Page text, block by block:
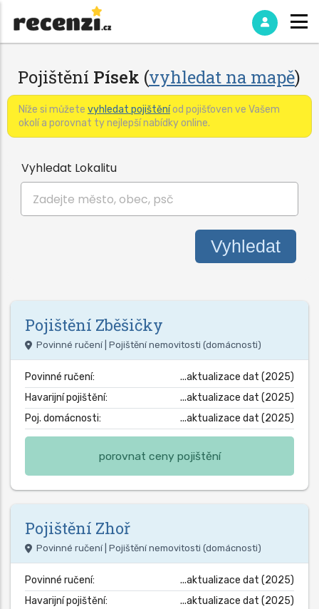
Pojištění Písek (vyhledat na mapě)
Níže si můžete vyhledat pojištěníod pojišťoven ve Vašem
okolí a porovnat ty nejlepší nabídky online.
Vyhledat Lokalitu
Pojištění Zběšičky
Povinné ručení | Pojištění nemovitosti (domácnosti)
Povinné ručení:
...aktualizace dat (2025)
Havarijní pojištění:
...aktualizace dat (2025)
Poj. domácnosti:
...aktualizace dat (2025)
porovnat ceny pojištění
Pojištění Zhoř
Povinné ručení | Pojištění nemovitosti (domácnosti)
Povinné ručení:
...aktualizace dat (2025)
Havarijní pojištění:
...aktualizace dat (2025)